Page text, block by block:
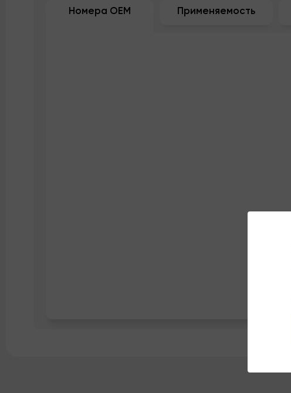
Номера OEM Применяемость